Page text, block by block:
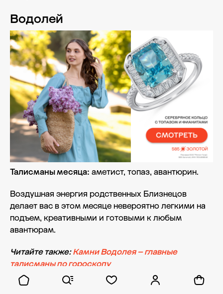
Водолей
Талисманы месяца: аметист, топаз, авантюрин.
Воздушная энергия родственных Близнецов
делает вас в этом месяце невероятно легкими на
подъем, креативными и готовыми к любым
авантюрам.
Читайте также:Камни Водолея – главные
талисманы по гороскопу
Любовь и отношения.Рутина отступает на